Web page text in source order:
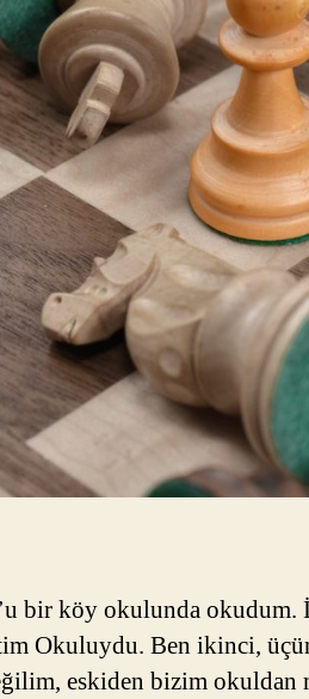
bir köy okulunda okudum.
Okuluydu. Ben ikinci,
eskiden bizim okuldan